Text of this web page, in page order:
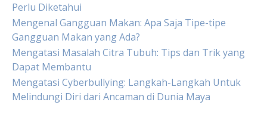
Perlu Diketahui
Mengenal Gangguan Makan: Apa Saja Tipe-tipe
Gangguan Makan yang Ada?
Mengatasi Masalah Citra Tubuh: Tips dan Trik yang
Dapat Membantu
Mengatasi Cyberbullying: Langkah-Langkah Untuk
Melindungi Diri dari Ancaman di Dunia Maya